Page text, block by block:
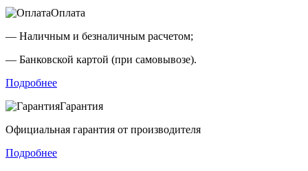
Оплата
— Наличным и безналичным расчетом;
— Банковской картой (при самовывозе).
Подробнее
Гарантия
Официальная гарантия от производителя
Подробнее